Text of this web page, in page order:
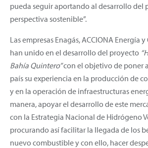
pueda seguir aportando al desarrollo del
perspectiva sostenible”.
Las empresas Enagás, ACCIONA Energía
han unido en el desarrollo del proyecto
Bahía Quintero”con el objetivo de poner
país su experiencia en la producción de
y en la operación de infraestructuras
manera, apoyar el desarrollo de este
con la Estrategia Nacional de Hidrógeno
procurando así facilitar la llegada de los
nuevo combustible y con ello, hacer